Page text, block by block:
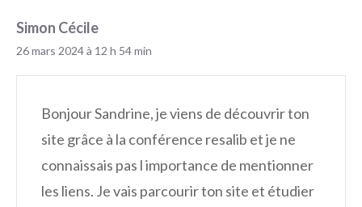
Simon Cécile
26 mars 2024 à 12 h 54 min
Bonjour Sandrine, je viens de découvrir ton
site grâce à la conférence resalib et je ne
connaissais pas l importance de mentionner
les liens. Je vais parcourir ton site et étudier